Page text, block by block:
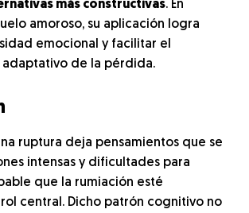
más constructivas. En
amoroso, su aplicación logra
emocional y facilitar el
de la pérdida.
ruptura deja pensamientos que se
intensas y dificultades para
que la rumiación esté
central. Dicho patrón cognitivo no